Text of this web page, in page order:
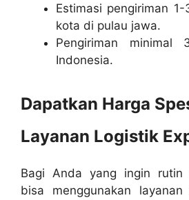
Estimasi pengiriman
kota di pulau jawa.
Pengiriman minimal
Indonesia.
Dapatkan Harga
Layanan Logistik
Bagi Anda yang ingin rutin
bisa menggunakan layanan